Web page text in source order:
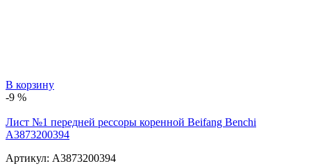
В корзину
-9 %
Лист №1 передней рессоры коренной Beifang Benchi
A3873200394
Артикул: A3873200394